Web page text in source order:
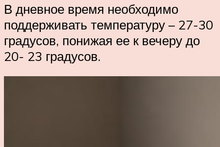
В дневное время необходимо
поддерживать температуру – 27-30
градусов, понижая ее к вечеру до
20- 23 градусов.